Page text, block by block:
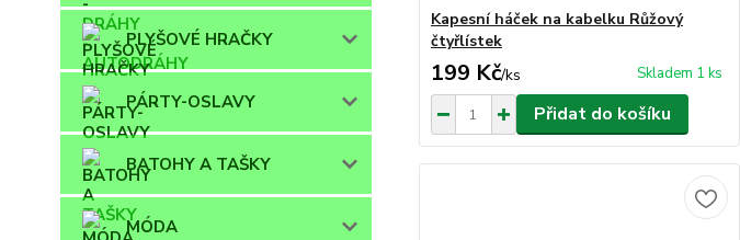
PLYŠOVÉ HRAČKY
PÁRTY-OSLAVY
BATOHY A TAŠKY
MÓDA
Kapesní háček na kabelku Růžový
čtyřlístek
199 Kč/ks Skladem 1 ks
Přidat do košíku